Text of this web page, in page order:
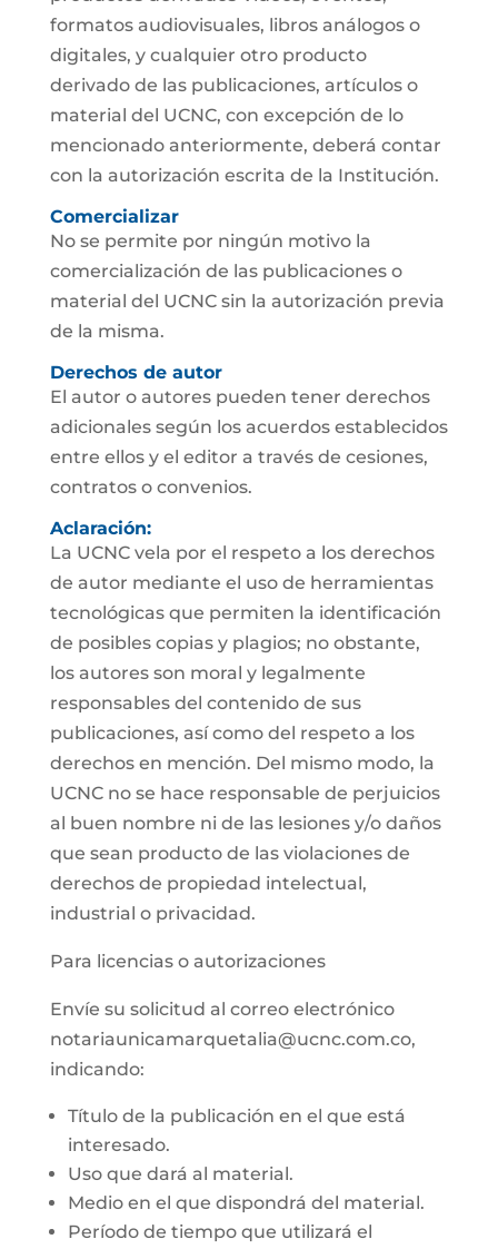
formatos audiovisuales, libros análogos o
digitales, y cualquier otro producto
derivado de las publicaciones, artículos o
material del UCNC, con excepción de lo
mencionado anteriormente, deberá contar
con la autorización escrita de la Institución.
Comercializar
No se permite por ningún motivo la
comercialización de las publicaciones o
material del UCNC sin la autorización previa
de la misma.
Derechos de autor
El autor o autores pueden tener derechos
adicionales según los acuerdos establecidos
entre ellos y el editor a través de cesiones,
contratos o convenios.
Aclaración:
La UCNC vela por el respeto a los derechos
de autor mediante el uso de herramientas
tecnológicas que permiten la identificación
de posibles copias y plagios; no obstante,
los autores son moral y legalmente
responsables del contenido de sus
publicaciones, así como del respeto a los
derechos en mención. Del mismo modo, la
UCNC no se hace responsable de perjuicios
al buen nombre ni de las lesiones y/o daños
que sean producto de las violaciones de
derechos de propiedad intelectual,
industrial o privacidad.
Para licencias o autorizaciones
Envíe su solicitud al correo electrónico
notariaunicamarquetalia@ucnc.com.co,
indicando:
Título de la publicación en el que está
interesado.
Uso que dará al material.
Medio en el que dispondrá del material.
Período de tiempo que utilizará el